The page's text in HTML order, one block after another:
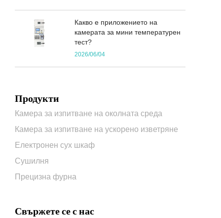
Какво е приложението на
камерата за мини температурен
тест?
2026/06/04
Продукти
Камера за изпитване на околната среда
Камера за изпитване на ускорено изветряне
Електронен сух шкаф
Сушилня
Прецизна фурна
Свържете се с нас